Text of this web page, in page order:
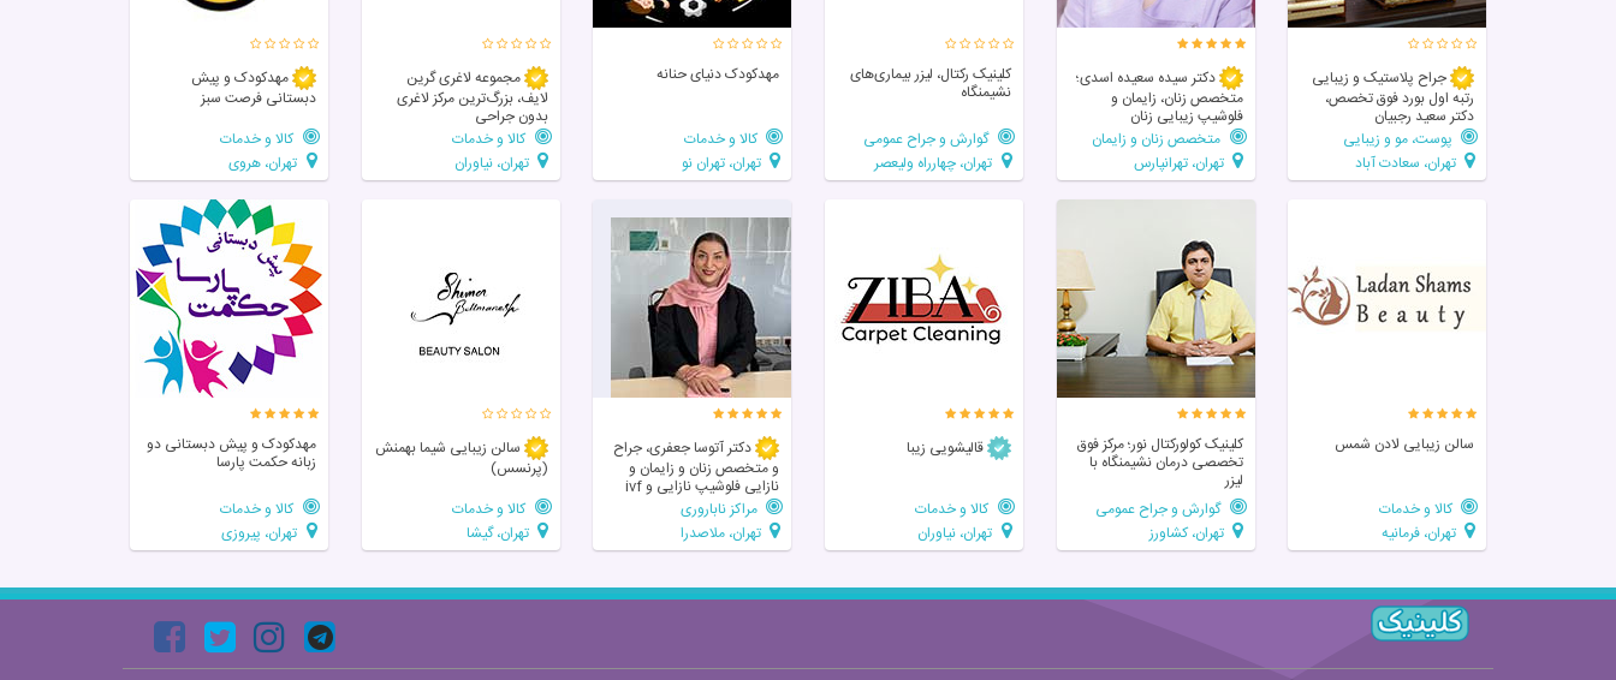
جراح پلاستیک و زیبایی
رتبه اول بورد فوق تخصص،
دکتر سعید رجبیان
پوست، مو و زیبایی
تهران، سعادت آباد
دکتر سیده سعیده اسدی؛
متخصص زنان، زایمان و
فلوشیپ زیبایی زنان
متخصص زنان و زایمان
تهران، تهرانپارس
کلینیک رکتال، لیزر بیماری‌های
نشیمنگاه
گوارش و جراح عمومی
تهران، چهارراه ولیعصر
مهدکودک دنیای حنانه
کالا و خدمات
تهران، تهران نو
مجموعه لاغری گرین
لایف، بزرگ‌ترین مرکز لاغری
بدون جراحی
کالا و خدمات
تهران، نیاوران
مهدکودک و پیش
دبستانی فرصت سبز
کالا و خدمات
تهران، هروی
سالن زیبایی لادن شمس
کالا و خدمات
تهران، فرمانیه
کلینیک کولورکتال نور؛ مرکز فوق‌
تخصصی درمان نشیمنگاه با
لیزر
گوارش و جراح عمومی
تهران، کشاورز
قالیشویی زیبا
کالا و خدمات
تهران، نیاوران
دکتر آتوسا جعفری، جراح
و متخصص زنان و زایمان و
نازایی فلوشیپ نازایی و ivf
مراکز ناباروری
تهران، ملاصدرا
سالن زيبايی شیما بهمنش
(پرنسس)
کالا و خدمات
تهران، گیشا
مهدکودک و پیش دبستانی دو
زبانه حکمت پارسا
کالا و خدمات
تهران، پیروزی